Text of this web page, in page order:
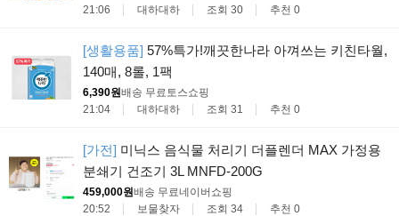
21:06
대하대하 조회 30 추천 0
[생활용품] 57%특가!깨끗한나라 아껴쓰는 키친타월,
140매, 8롤, 1팩
6,390원배송 무료 토스쇼핑
21:04
대하대하 조회 31 추천 0
[가전] 미닉스 음식물 처리기 더플렌더 MAX 가정용
분쇄기 건조기 3L MNFD-200G
459,000원배송 무료네이버쇼핑
20:52
보물찾자 조회 34 추천 0